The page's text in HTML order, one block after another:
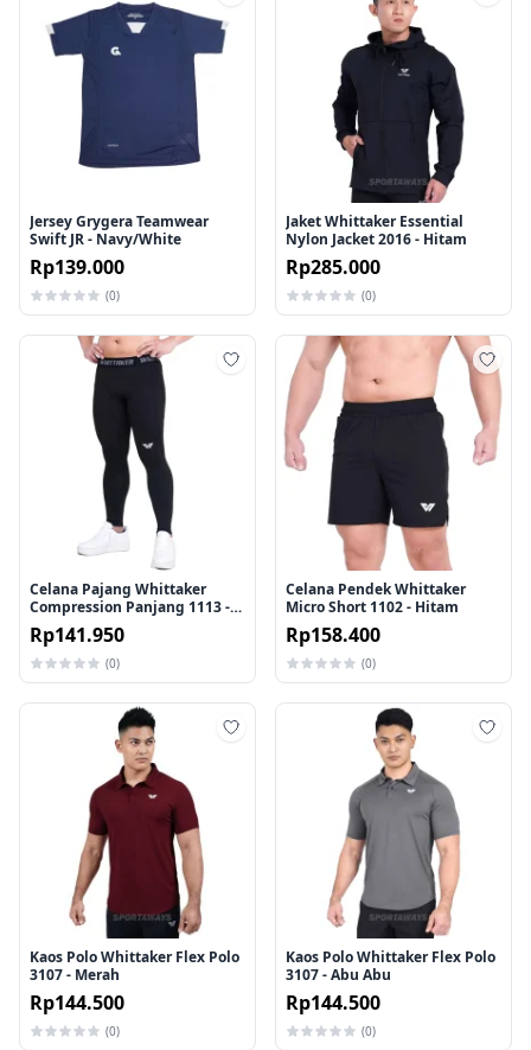
Tambah ke wishlist
Jersey Grygera Teamwear
Swift JR - Navy/White
Rp139.000
(0)
Jaket Whittaker Essential
Nylon Jacket 2016 - Hitam
Rp285.000
(0)
Tambah ke wishlist
Celana Pajang Whittaker
Compression Panjang 1113 -
Hitam
Rp141.950
(0)
Celana Pendek Whittaker
Micro Short 1102 - Hitam
Rp158.400
(0)
Tambah ke wishlist
Kaos Polo Whittaker Flex Polo
3107 - Merah
Rp144.500
(0)
Kaos Polo Whittaker Flex Polo
3107 - Abu Abu
Rp144.500
(0)